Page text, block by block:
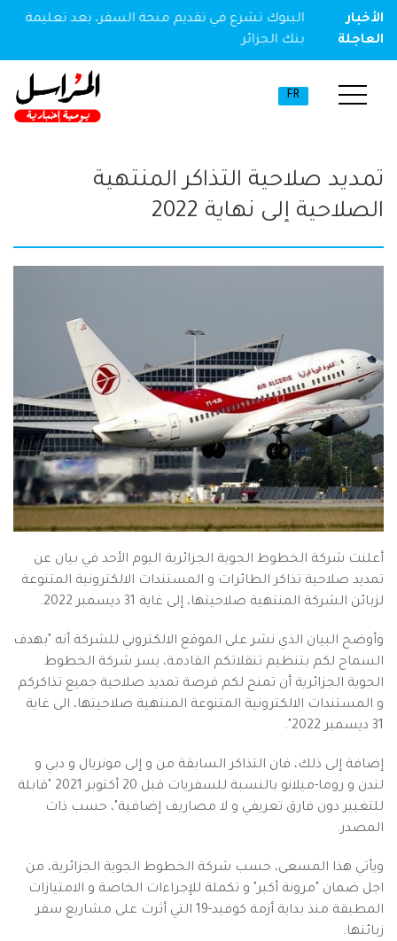
الأخبار
العاجلة
مخدر
البنوك تشرع في تقديم منحة السفر، بعد تعليمة
بنك الجزائر
FR
تمديد صلاحية التذاكر المنتهية
الصلاحية إلى نهاية 2022
أعلنت شركة الخطوط الجوية الجزائرية اليوم الأحد في بيان عن
تمديد صلاحية تذاكر الطائرات و المستندات الالكترونية المتنوعة
لزبائن الشركة المنتهية صلاحيتها، إلى غاية 31 ديسمبر 2022.
وأوضح البيان الذي نشر على الموقع الالكتروني للشركة أنه "بهدف
السماح لكم بتنظيم تنقلاتكم القادمة، يسر شركة الخطوط
الجوية الجزائرية أن تمنح لكم فرصة تمديد صلاحية جميع تذاكركم
و المستندات الالكترونية المتنوعة المنتهية صلاحيتها، الى غاية
31 ديسمبر 2022".
إضافة إلى ذلك، فان التذاكر السابقة من و إلى مونريال و دبي و
لندن و روما-ميلانو بالنسبة للسفريات قبل 20 أكتوبر 2021 "قابلة
للتغيير دون فارق تعريفي و لا مصاريف إضافية"، حسب ذات
المصدر.
ويأتي هذا المسعى، حسب شركة الخطوط الجوية الجزائرية، من
اجل ضمان "مرونة أكبر" و تكملة للإجراءات الخاصة و الامتيازات
المطبقة منذ بداية أزمة كوفيد-19 التي أثرت على مشاريع سفر
زبائنها.